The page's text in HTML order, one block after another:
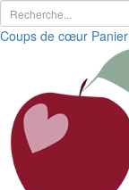
Coups de cœur Panier